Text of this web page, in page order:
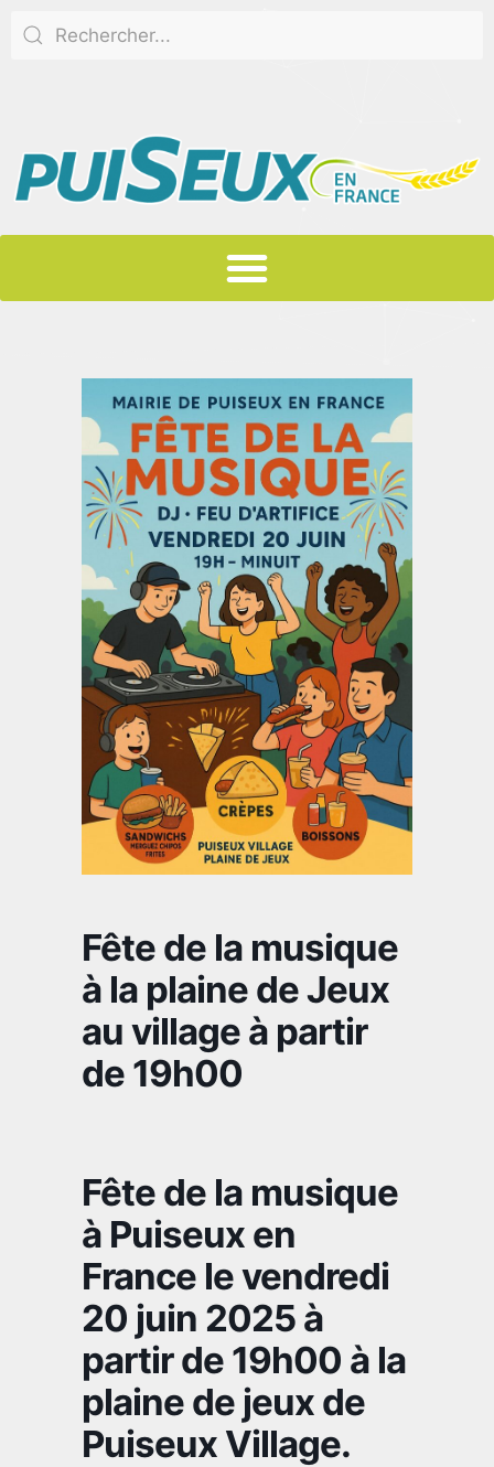
Fête de la musique
à la plaine de Jeux
au village à partir
de 19h00
Fête de la musique
à Puiseux en
France le vendredi
20 juin 2025 à
partir de 19h00 à la
plaine de jeux de
Puiseux Village.